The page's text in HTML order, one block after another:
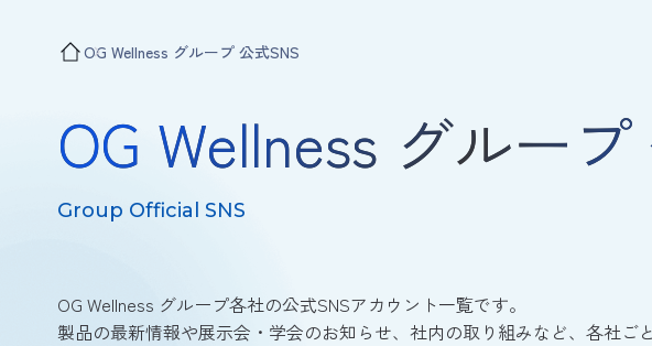
OG Wellness グループ 公式SNS
OG Wellness グルー
Group Official SNS
OG Wellness グループ各社の公式SNSアカウント一覧です。
製品の最新情報や展示会・学会のお知らせ、社内の取り組みなど、各社ご